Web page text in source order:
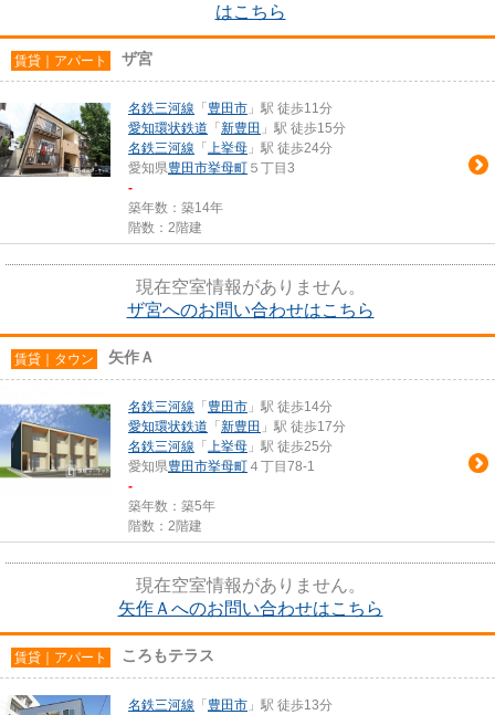
はこちら
賃貸｜アパート ザ宮
名鉄三河線 「 豊田市 」駅 徒歩11分
愛知環状鉄道 「 新豊田 」駅 徒歩15分
名鉄三河線 「 上挙母 」駅 徒歩24分
愛知県豊田市挙母町 ５丁目3
-
築年数：築14年
階数：2階建
現在空室情報がありません。
ザ宮へのお問い合わせはこちら
賃貸｜タウン 矢作Ａ
名鉄三河線 「 豊田市 」駅 徒歩14分
愛知環状鉄道 「 新豊田 」駅 徒歩17分
名鉄三河線 「 上挙母 」駅 徒歩25分
愛知県豊田市挙母町 ４丁目78-1
-
築年数：築5年
階数：2階建
現在空室情報がありません。
矢作Ａへのお問い合わせはこちら
賃貸｜アパート ころもテラス
名鉄三河線 「 豊田市 」駅 徒歩13分